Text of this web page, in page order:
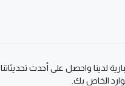
لدينا واحصل على أحدث تحديثاتنا
الخاص بك.